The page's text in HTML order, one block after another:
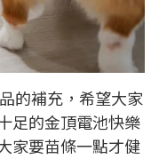
的補充，希望大家
足的金頂電池快樂
家要苗條一點才健